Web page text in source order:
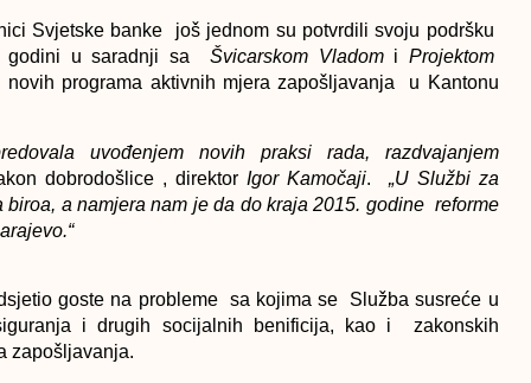
Svjetske banke još jednom su potvrdili svoju podršku
godini u saradnji sa Švicarskom Vladom i Projektom
programa aktivnih mjera zapošljavanja u Kantonu
uvođenjem novih praksi rada, razdvajanjem
dobrodošlice , direktorIgor Kamočaji. „U Službi za
a namjera nam je da do kraja 2015. godine reforme
goste na probleme sa kojima se Služba susreće u
i drugih socijalnih benificija, kao i zakonskih
zapošljavanja.